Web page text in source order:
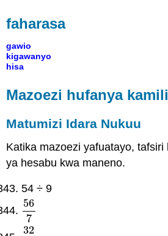
faharasa
gawio
kigawanyo
hisa
Mazoezi hufanya kamili
Matumizi Idara Nukuu
Katika mazoezi yafuatayo, tafsiri
ya hesabu kwa maneno.
54 ÷ 9
56
7
567
32